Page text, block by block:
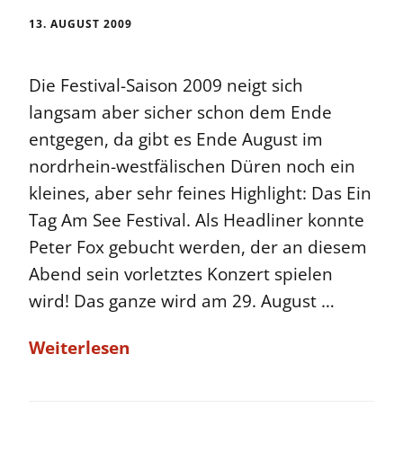
13. AUGUST 2009
Die Festival-Saison 2009 neigt sich
langsam aber sicher schon dem Ende
entgegen, da gibt es Ende August im
nordrhein-westfälischen Düren noch ein
kleines, aber sehr feines Highlight: Das Ein
Tag Am See Festival. Als Headliner konnte
Peter Fox gebucht werden, der an diesem
Abend sein vorletztes Konzert spielen
wird! Das ganze wird am 29. August …
Weiterlesen